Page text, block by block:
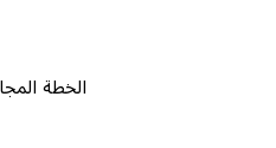
الخطة المجانية ٠